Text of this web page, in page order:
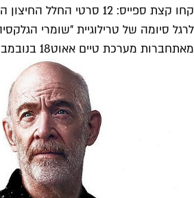
קחו קצת ספייס: 12 סרטי החלל החיצון הטובים של העשור החולף
לרגל סיומה של טרילוגיית "שומרי הגלקסיה" שהעיפה אותנו לחלל, לפני
מאתחברות מערכת טיים אאוט18 בנובמבר 2023